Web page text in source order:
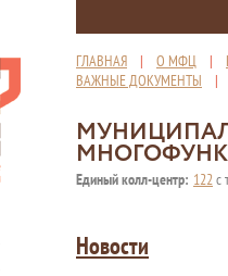
ГЛАВНАЯ | О МФЦ |
ВАЖНЫЕ ДОКУМЕНТЫ
Единый колл-центр: 122с
Новости